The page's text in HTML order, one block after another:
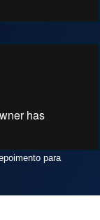
para